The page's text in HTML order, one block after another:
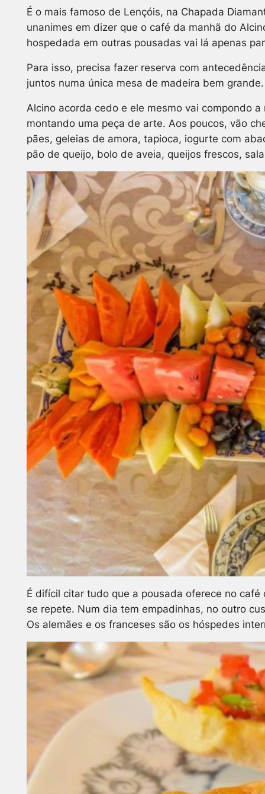
É o mais famoso de Lençóis, na Chapada
unanimes em dizer que o café da manhã do
hospedada em outras pousadas vai lá apenas
Para isso, precisa fazer reserva com
juntos numa única mesa de madeira bem grande.
Alcino acorda cedo e ele mesmo vai compondo
montando uma peça de arte. Aos poucos, vão
pães, geleias de amora, tapioca, iogurte com
pão de queijo, bolo de aveia, queijos frescos,
É difícil citar tudo que a pousada oferece no
se repete. Num dia tem empadinhas, no outro
Os alemães e os franceses são os hóspedes